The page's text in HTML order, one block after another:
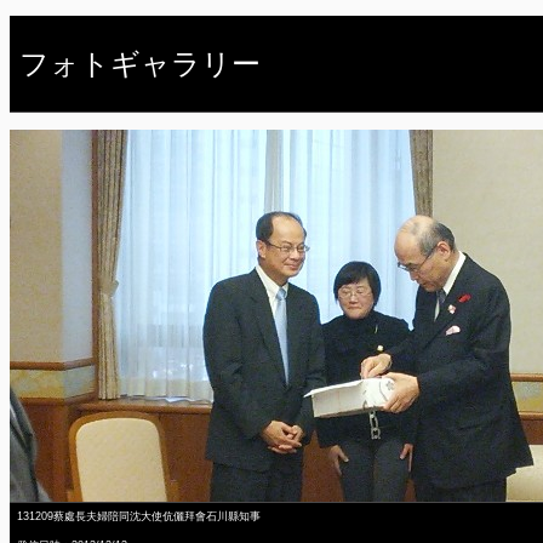
フォトギャラリー
131209蔡處長夫婦陪同沈大使伉儷拜會石川縣知事